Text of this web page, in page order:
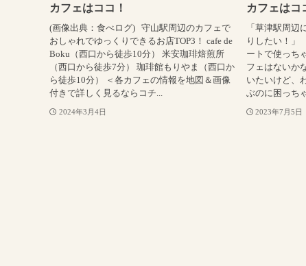
カフェはココ！
(画像出典：食べログ) 守山駅周辺のカフェで
おしゃれでゆっくりできるお店TOP3！ cafe de
Boku（西口から徒歩10分） 米安珈琲焙煎所
（西口から徒歩7分） 珈琲館もりやま（西口か
ら徒歩10分） ＜各カフェの情報を地図＆画像
付きで詳しく見るならコチ...
2024年3月4日
カフェはコ
「草津駅周辺
りしたい！」
ートで使っち
フェはないか
いたいけど、
ぶのに困っち
2023年7月5日